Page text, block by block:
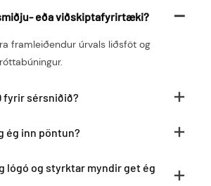
eða viðskiptafyrirtæki?
framleiðendur úrvals liðsföt og
fyrir sérsniðið?
ég inn pöntun?
lógó og styrktar myndir get ég